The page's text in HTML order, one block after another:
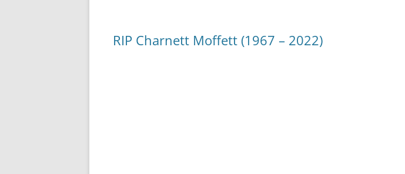
RIP Charnett Moffett (1967 – 2022)